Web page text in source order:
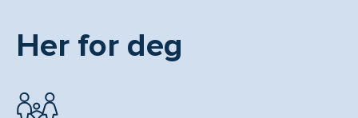
Her for deg